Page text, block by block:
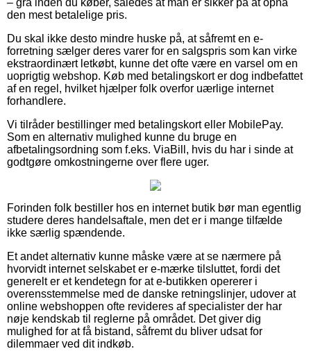
den mest betalelige pris.
Du skal ikke desto mindre huske på, at såfremt en e-
forretning sælger deres varer for en salgspris som kan virke
ekstraordinært letkøbt, kunne det ofte være en varsel om en
uoprigtig webshop. Køb med betalingskort er dog indbefattet
af en regel, hvilket hjælper folk overfor uærlige internet
forhandlere.
Vi tilråder bestillinger med betalingskort eller MobilePay.
Som en alternativ mulighed kunne du bruge en
afbetalingsordning som f.eks. ViaBill, hvis du har i sinde at
godtgøre omkostningerne over flere uger.
Forinden folk bestiller hos en internet butik bør man egentlig
studere deres handelsaftale, men det er i mange tilfælde
ikke særlig spændende.
Et andet alternativ kunne måske være at se nærmere på
hvorvidt internet selskabet er e-mærke tilsluttet, fordi det
generelt er et kendetegn for at e-butikken opererer i
overensstemmelse med de danske retningslinjer, udover at
online webshoppen ofte revideres af specialister der har
nøje kendskab til reglerne på området. Det giver dig
mulighed for at få bistand, såfremt du bliver udsat for
dilemmaer ved dit indkøb.